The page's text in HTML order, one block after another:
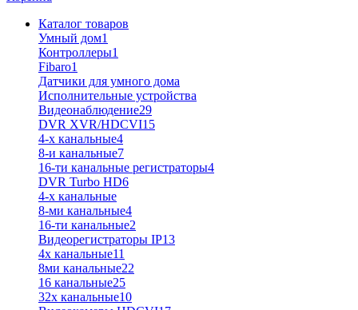
Каталог товаров
Умный дом1
Контроллеры1
Fibaro1
Датчики для умного дома
Исполнительные устройства
Видеонаблюдение29
DVR XVR/HDCVI15
4-x канальные4
8-и канальные7
16-ти канальные регистраторы4
DVR Turbo HD6
4-х канальные
8-ми канальные4
16-ти канальные2
Видеорегистраторы IP13
4х канальные11
8ми канальные22
16 канальные25
32x канальные10